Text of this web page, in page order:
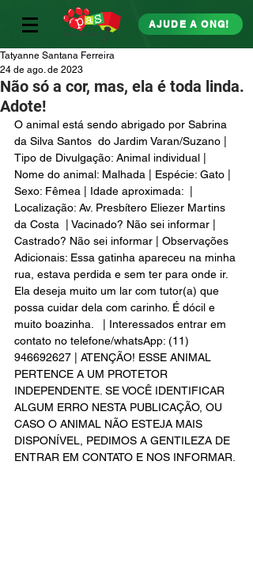
AJUDE A ONG!
Não só a cor, mas, ela é toda linda.
Adote!
Tatyanne Santana Ferreira
24 de ago. de 2023
O animal está sendo abrigado por Sabrina
da Silva Santos  do Jardim Varan/Suzano |
Tipo de Divulgação: Animal individual |
Nome do animal: Malhada | Espécie: Gato |
Sexo: Fêmea | Idade aproximada:  |
Localização: Av. Presbítero Eliezer Martins
da Costa  | Vacinado? Não sei informar |
Castrado? Não sei informar | Observações
Adicionais: Essa gatinha apareceu na minha
rua, estava perdida e sem ter para onde ir.
Ela deseja muito um lar com tutor(a) que
possa cuidar dela com carinho. É dócil e
muito boazinha.   | Interessados entrar em
contato no telefone/whatsApp: (11)
946692627 | ATENÇÃO! ESSE ANIMAL
PERTENCE A UM PROTETOR
INDEPENDENTE. SE VOCÊ IDENTIFICAR
ALGUM ERRO NESTA PUBLICAÇÃO, OU
CASO O ANIMAL NÃO ESTEJA MAIS
DISPONÍVEL, PEDIMOS A GENTILEZA DE
ENTRAR EM CONTATO E NOS INFORMAR.